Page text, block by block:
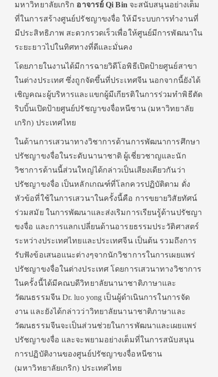
มหาวิทยาลัยเกริก อาจารย์ Qi Bin จะสนับสนุนอย่างเต็ม
ที่ในการสร้างศูนย์ปรัชญาขงจื่อ ให้มีระบบการทำงานที่
มีประสิทธิภาพ สะดวกรวดเร็วเพื่อให้ศูนย์มีการพัฒนาใน
ระยะยาวไปในทิศทางที่ดีและมั่นคง
โดยภายในงานได้มีการฉายวิดีโอพิธีเปิดป้ายศูนย์สาขา
ในต่างประเทศ ซึ่งถูกจัดขึ้นที่ประเทศจีน นอกจากนี้ยังได้
เชิญคณะผู้บริหารและแขกผู้มีเกียรติในการร่วมทำพิธีตัด
ริบบิ้นเปิดป้ายศูนย์ปรัชญาขงจื่อหนีซาน (มหาวิทยาลัย
เกริก) ประเทศไทย
ในด้านการเสวนาทางวิชาการด้านการพัฒนาการศึกษา
ปรัชญาขงจื่อในระดับนานาชาติ ผู้เชี่ยวชาญและนัก
วิชาการด้านนี้ส่วนใหญ่ได้กล่าวเป็นเสียงเดียวกันว่า
ปรัชญาขงจื่อ เป็นหลักเกณฑ์ที่โลกควรปฏิบัติตาม ดั่ง
หัวข้อที่ใช้ในการเสวนาในครั้งนี้คือ การขยายวิสัยทัศน์
ร่วมสมัย ในการพัฒนาและส่งเริมการเรียนรู้ด้านปรัชญา
ขงจื่อ และการแลกเปลี่ยนด้านอารยธรรมประวัติศาสตร์
ระหว่างประเทศไทยและประเทศจีน เป็นต้น รวมถึงการ
รับฟังข้อเสนอแนะต่างๆจากนักวิชาการในการเผยแพร่
ปรัชญาขงจื่อในต่างประเทศ โดยการเสวนาทางวิชาการ
ในครั้งนี้ได้มีคณบดีวิทยาลัยนานาชาติภาษาและ
วัฒนธรรมจีน Dr. luo yong เป็นผู้ดำเนินการในการจัด
งาน และยังได้กล่าวว่าวิทยาลัยนานาชาติภาษาและ
วัฒนธรรมจีนจะเป็นส่วนช่วยในการพัฒนาและเผยแพร่
ปรัชญาขงจื่อ และจะพยามอย่างเต็มที่ในการสนับสนุน
การปฏิบัติงานของศูนย์ปรัชญาขงจื่อหนีซาน
(มหาวิทยาลัยเกริก) ประเทศไทย